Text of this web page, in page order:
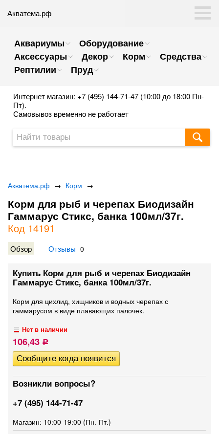
Акватема.рф
Аквариумы
Оборудование
Аксессуары
Декор Корм
Средства
Рептилии
Пруд
Интернет магазин: +7 (495) 144-71-47 (10:00 до 18:00 Пн-
Пт).
Самовывоз временно не работает
Акватема.рф → Корм →
Корм для рыб и черепах Биодизайн
Гаммарус Стикс, банка 100мл/37г.
Код 14191
Обзор Отзывы 0
Купить Корм для рыб и черепах Биодизайн
Гаммарус Стикс, банка 100мл/37г.
​Корм для цихлид, хищников и водных черепах с
гаммарусом в виде плавающих палочек.
Нет в наличии
106,43 Р
Возникли вопросы?
+7 (495) 144-71-47
Магазин: 10:00-19:00 (Пн.-Пт.)